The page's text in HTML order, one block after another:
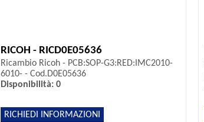
RICOH - RICD0E05636
Ricambio Ricoh - PCB:SOP-G3:RED:IMC2010-
6010- - Cod.D0E05636
Disponibilità: 0
RICHIEDI INFORMAZIONI